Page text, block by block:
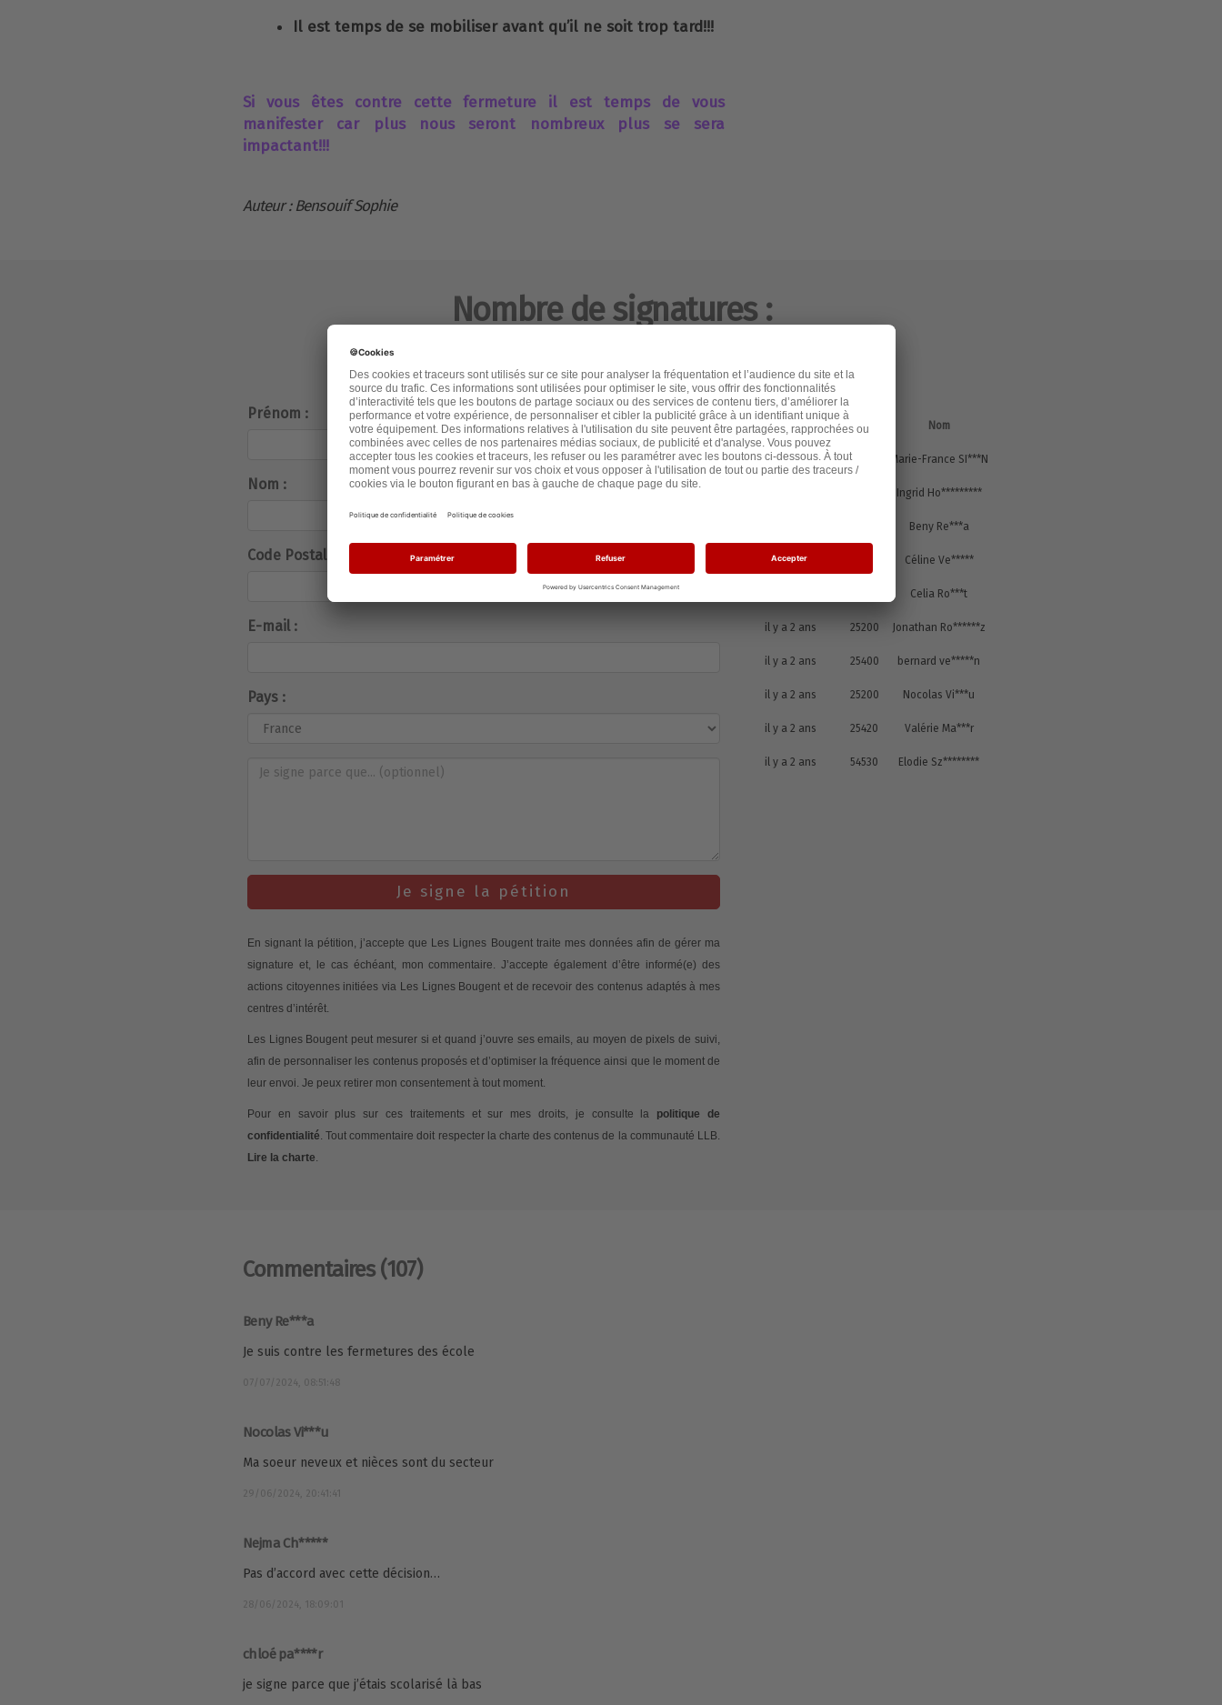
Il est temps de se mobiliser avant qu’il ne soit trop tard!!!
Si vous êtes contre cette fermeture il est temps de vous
manifester car plus nous seront nombreux plus se sera
impactant!!!
Auteur : Bensouif Sophie
Nombre de signatures :
Prénom :
Nom :
Code Postal :
E-mail :
Pays :
Je signe la pétition
En signant la pétition, j’accepte que Les Lignes Bougent traite mes données afin de gérer ma
signature et, le cas échéant, mon commentaire. J’accepte également d’être informé(e) des
actions citoyennes initiées via Les Lignes Bougent et de recevoir des contenus adaptés à mes
centres d’intérêt.
Les Lignes Bougent peut mesurer si et quand j’ouvre ses emails, au moyen de pixels de suivi,
afin de personnaliser les contenus proposés et d’optimiser la fréquence ainsi que le moment de
leur envoi. Je peux retirer mon consentement à tout moment.
Pour en savoir plus sur ces traitements et sur mes droits, je consulte la politique de
confidentialité. Tout commentaire doit respecter la charte des contenus de la communauté LLB.
Lire la charte.
Heure
postal
Nom
il y a un an 25200 Marie-France SI***N
Ingrid Ho*********
Beny Re***a
il y a 2 ans Céline Ve*****
Celia Ro***t
il y a 2 ans 25200 Jonathan Ro******z
il y a 2 ans 25400 bernard ve*****n
il y a 2 ans 25200 Nocolas Vi***u
il y a 2 ans 25420 Valérie Ma***r
il y a 2 ans 54530 Elodie Sz********
Commentaires (107)
Beny Re***a
Je suis contre les fermetures des école
07/07/2024, 08:51:48
Nocolas Vi***u
Ma soeur neveux et nièces sont du secteur
29/06/2024, 20:41:41
Nejma Ch*****
Pas d’accord avec cette décision…
28/06/2024, 18:09:01
chloé pa****r
je signe parce que j’étais scolarisé là bas